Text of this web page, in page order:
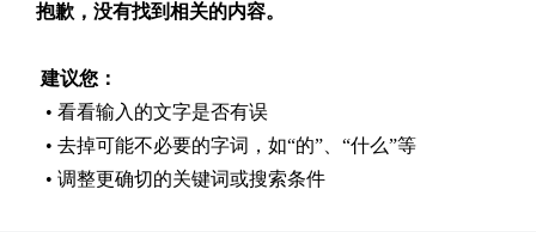
抱歉，没有找到相关的内容。
建议您：
• 看看输入的文字是否有误
• 去掉可能不必要的字词，如“的”、“什么”等
• 调整更确切的关键词或搜索条件